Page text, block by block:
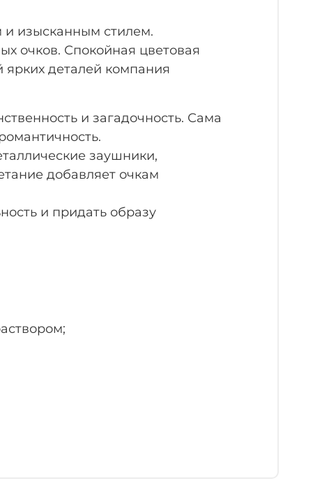
и изысканным стилем.
очков. Спокойная цветовая
деталей компания
и загадочность. Сама
заушники,
добавляет очкам
и придать образу